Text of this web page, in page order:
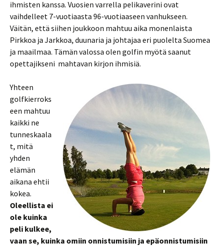
ihmisten kanssa. Vuosien varrella pelikaverini ovat
vaihdelleet 7-vuotiaasta 96-vuotiaaseen vanhukseen.
Väitän, että siihen joukkoon mahtuu aika monenlaista
Pirkkoa ja Jarkkoa, duunaria ja johtajaa eri puolelta Suomea
ja maailmaa. Tämän valossa olen golfin myötä saanut
opettajikseni mahtavan kirjon ihmisiä.
Yhteen
golfkierroks
een mahtuu
kaikki ne
tunneskaala
t, mitä
yhden
elämän
aikana ehtii
kokea.
Oleellista ei
ole kuinka
peli kulkee,
vaan se, kuinka omiin onnistumisiin ja epäonnistumisiin